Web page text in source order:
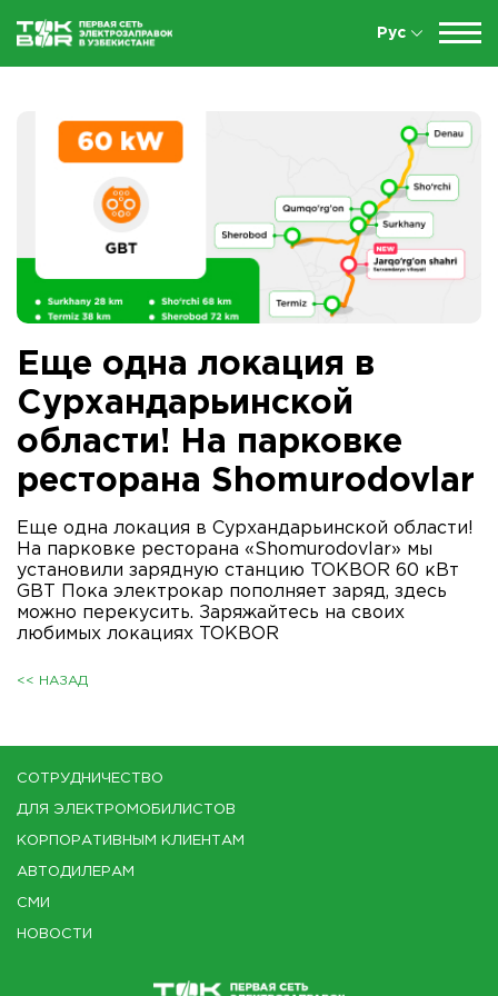
Рус
Еще одна локация в
Сурхандарьинской
области! На парковке
ресторана Shomurodovlar
Еще одна локация в Сурхандарьинской области!
На парковке ресторана «Shomurodovlar» мы
установили зарядную станцию TOKBOR 60 кВт
GBT Пока электрокар пополняет заряд, здесь
можно перекусить. Заряжайтесь на своих
любимых локациях TOKBOR
<< НАЗАД
СОТРУДНИЧЕСТВО
ДЛЯ ЭЛЕКТРОМОБИЛИСТОВ
КОРПОРАТИВНЫМ КЛИЕНТАМ
АВТОДИЛЕРАМ
СМИ
НОВОСТИ